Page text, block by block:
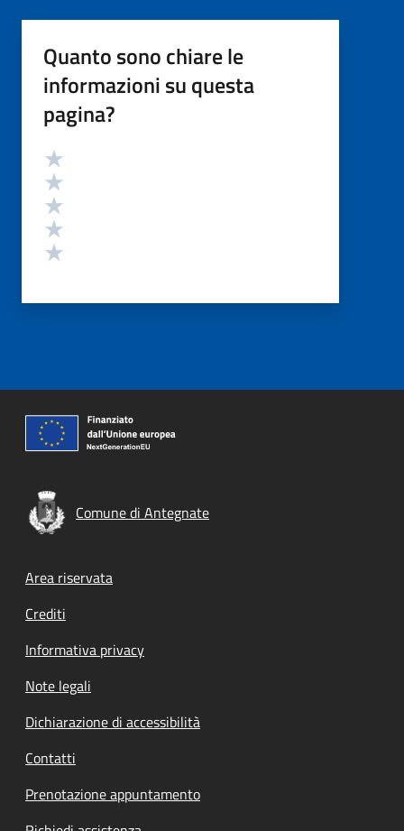
Quanto sono chiare le
informazioni su questa
pagina?
Valutazione
Comune di Antegnate
Footer menu
Area riservata
Crediti
Informativa privacy
Note legali
Dichiarazione di accessibilità
Contatti
Prenotazione appuntamento